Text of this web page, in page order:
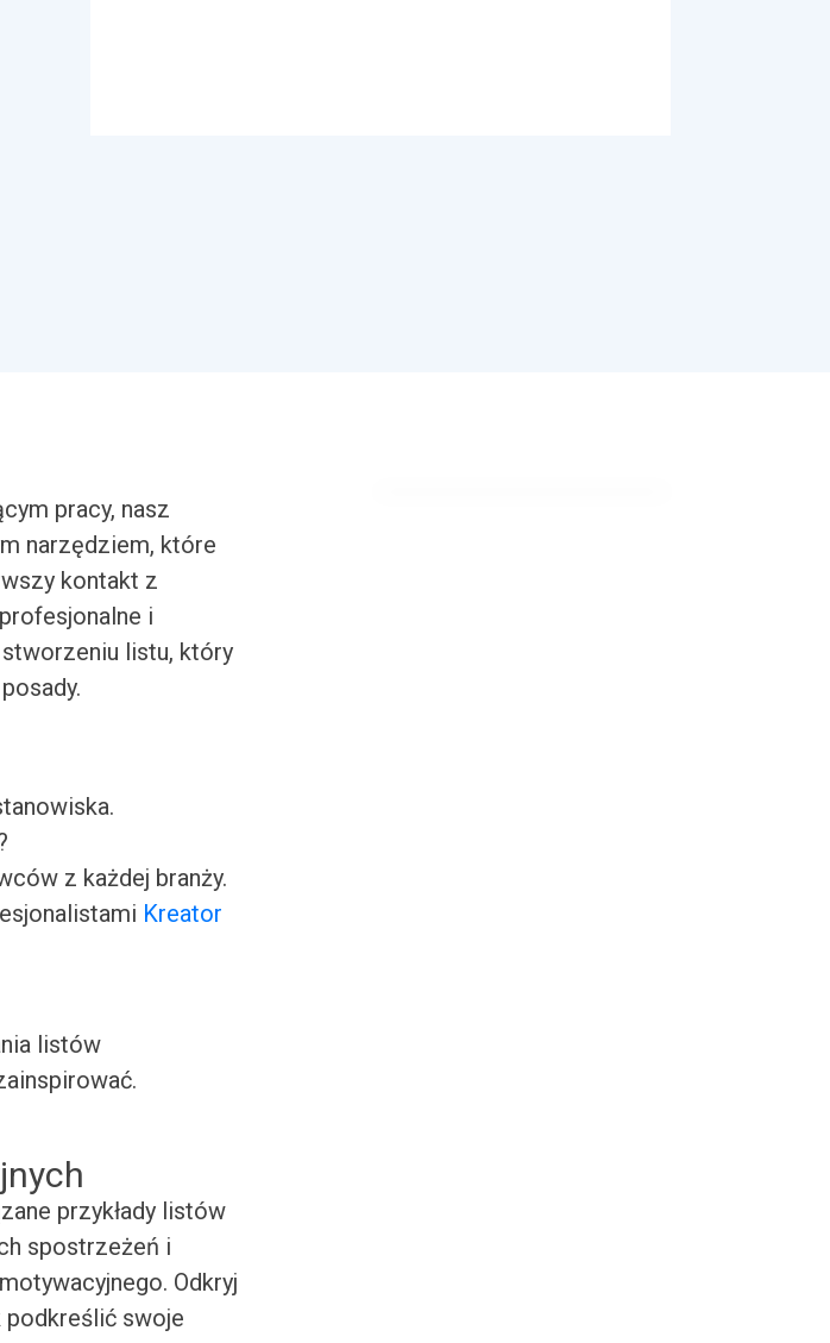
pracy, nasz
narzędziem, które
kontakt z
i
listu, który
z każdej branży.
Kreator
listów
przykłady listów
spostrzeżeń i
Odkryj
podkreślić swoje